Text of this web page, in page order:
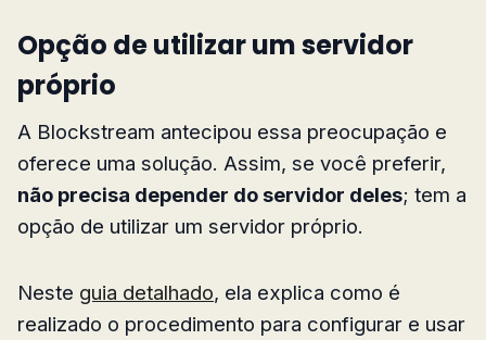
Opção de utilizar um servidor
próprio
A Blockstream antecipou essa preocupação e
oferece uma solução. Assim, se você preferir,
não precisa depender do servidor deles; tem a
opção de utilizar um servidor próprio.
Neste guia detalhado, ela explica como é
realizado o procedimento para configurar e usar